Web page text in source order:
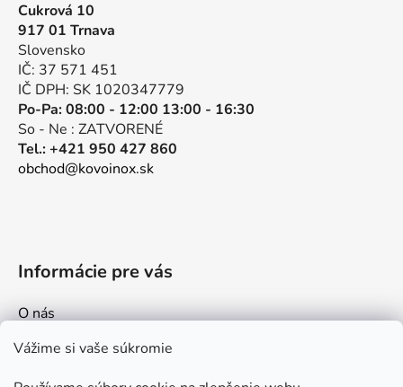
Vážime si vaše súkromie
Cukrová 10
917 01 Trnava
Slovensko
IČ: 37 571 451
IČ DPH: SK 1020347779
Po-Pa: 08:00 - 12:00 13:00 - 16:30
So - Ne : ZATVORENÉ
Tel.: +421 950 427 860
obchod@kovoinox.sk
Informácie pre vás
O nás
Kontakt